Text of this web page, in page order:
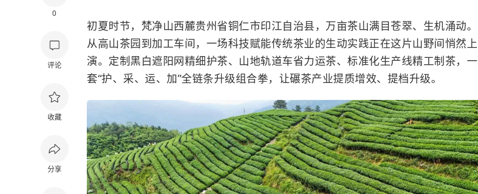
0
评论
收藏
分享
初夏时节，梵净山西麓贵州省铜仁市印江自治县，万亩茶山满目苍翠、生机涌动。
从高山茶园到加工车间，一场科技赋能传统茶业的生动实践正在这片山野间悄然上
演。定制黑白遮阳网精细护茶、山地轨道车省力运茶、标准化生产线精工制茶，一
套“护、采、运、加”全链条升级组合拳，让碾茶产业提质增效、提档升级。